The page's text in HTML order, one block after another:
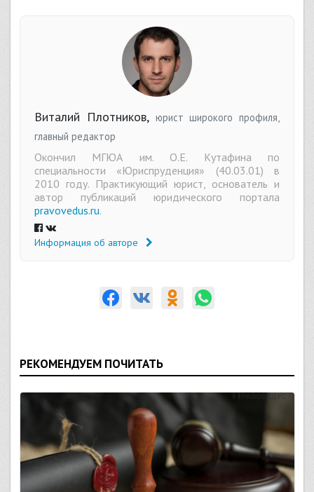
Виталий Плотников, юрист широкого профиля,
главный редактор
Окончил МГЮА им. О.Е. Кутафина по
специальности «Юриспруденция» (40.03.01) в
2010 году. Практикующий юрист, основатель и
автор публикаций юридического портала
pravovedus.ru.
Информация об авторе
РЕКОМЕНДУЕМ ПОЧИТАТЬ